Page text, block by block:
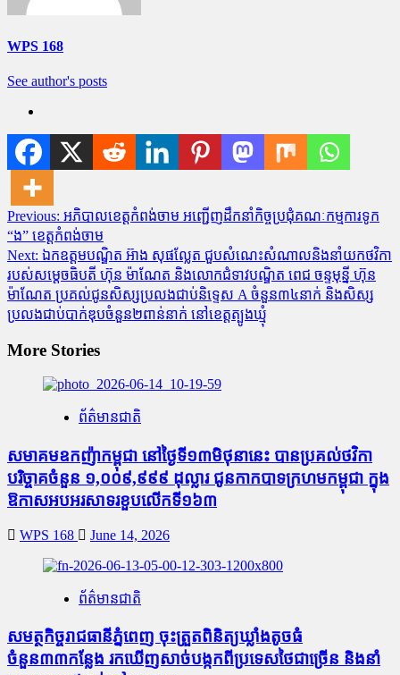
WPS 168
See author's posts
Post
navigation
Previous: អភិបាលខេត្តកំពង់ចាម អញ្ជើញដឹកនាំកិច្ចប្រជុំគណៈកម្មការទូក
“ង” ខេត្តកំពង់ចាម
Next: ឯកឧត្តមបណ្ឌិត អ៊ាង សុផល្លែត ជួបសំណេះសំណាលនិងនាំយកថវិកា
របស់សម្តេចធិបតី ហ៊ុន ម៉ាណែត និងលោកជំទាវបណ្ឌិត ពេជ ចន្ទមុន្នី ហ៊ុន
ម៉ាណែត ប្រគល់ជូនសិស្សប្រលងជាប់និទ្ទេស A ចំនួន៣៤នាក់ និងសិស្ស
ប្រលងជាប់បាក់ឌុបចំនួន២ពាន់នាក់ នៅខេត្តត្បូងឃ្មុំ
More Stories
ព័ត៌មានជាតិ
សមាគមឧកញ៉ាកម្ពុជា នៅថ្ងៃទី១៣មិថុនានេះ បានប្រគល់ថវិកា
បរិច្ចាគចំនួន ១,០០៩,៩៩៩ ដុល្លារ ជូនកាកបាទក្រហមកម្ពុជា ក្នុង
ឱកាសអបអរសាទរខួបលើកទី១៦៣
WPS 168 June 14, 2026
ព័ត៌មានជាតិ
សមត្ថកិច្ចរាជធានីភ្នំពេញ ចុះត្រួតពិនិត្យឃ្លាំងតូច​ធំ​
ចំនួន៣៣កន្លែង រក​ឃើញសាច់បង្កកពីប្រទេសថៃជាច្រើន និងនាំ